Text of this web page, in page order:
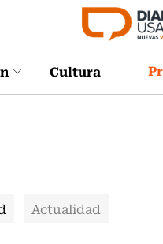
Cultura
Actualidad